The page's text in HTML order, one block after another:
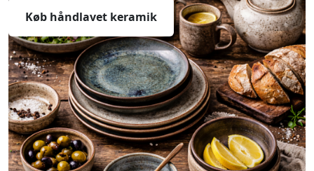
Køb håndlavet keramik